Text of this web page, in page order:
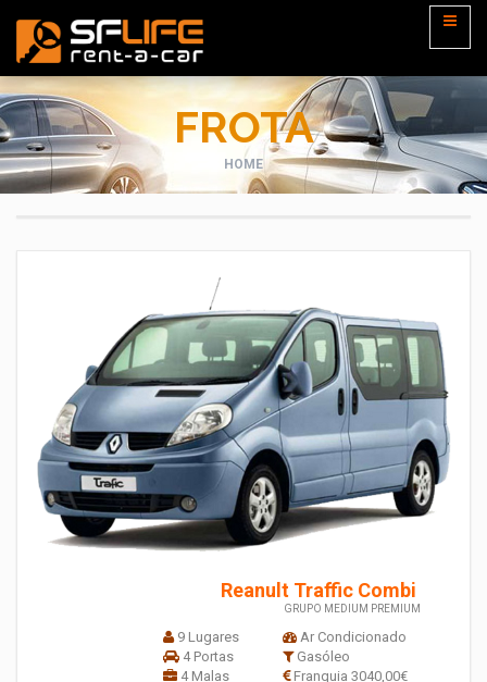
FROTA
HOME
Reanult Traffic Combi
GRUPO MEDIUM PREMIUM
9 Lugares
4 Portas
4 Malas
Ar Condicionado
Gasóleo
Franquia 3040,00€